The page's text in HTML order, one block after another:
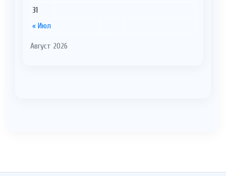
Август 2026
« Июл
31